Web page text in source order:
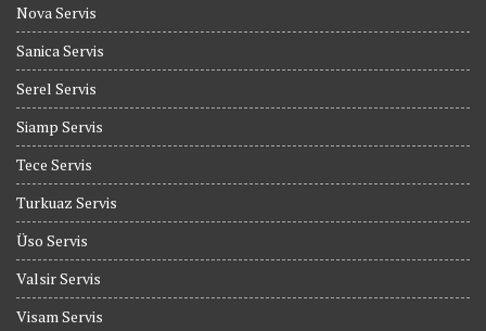
Nova Servis
Sanica Servis
Serel Servis
Siamp Servis
Tece Servis
Turkuaz Servis
Üso Servis
Valsir Servis
Visam Servis